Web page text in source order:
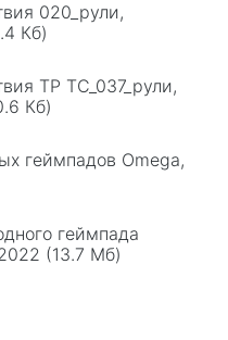
кресел
020_рули,
Кб)
ТР ТС_037_рули,
Кб)
геймпадов Omega,
геймпада
(13.7 Мб)